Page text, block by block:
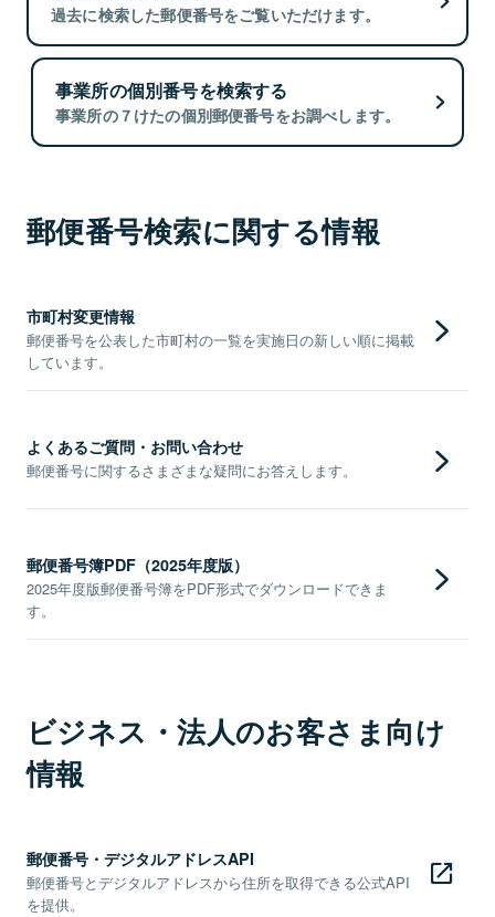
過去に検索した郵便番号をご覧いただけます。
事業所の個別番号を検索する
事業所の７けたの個別郵便番号をお調べします。
郵便番号検索に関する情報
市町村変更情報
郵便番号を公表した市町村の一覧を実施日の新しい順に掲載
しています。
よくあるご質問・お問い合わせ
郵便番号に関するさまざまな疑問にお答えします。
郵便番号簿PDF（2025年度版）
2025年度版郵便番号簿をPDF形式でダウンロードできま
す。
ビジネス・法人のお客さま向け
情報
郵便番号・デジタルアドレスAPI
郵便番号とデジタルアドレスから住所を取得できる公式API
を提供。